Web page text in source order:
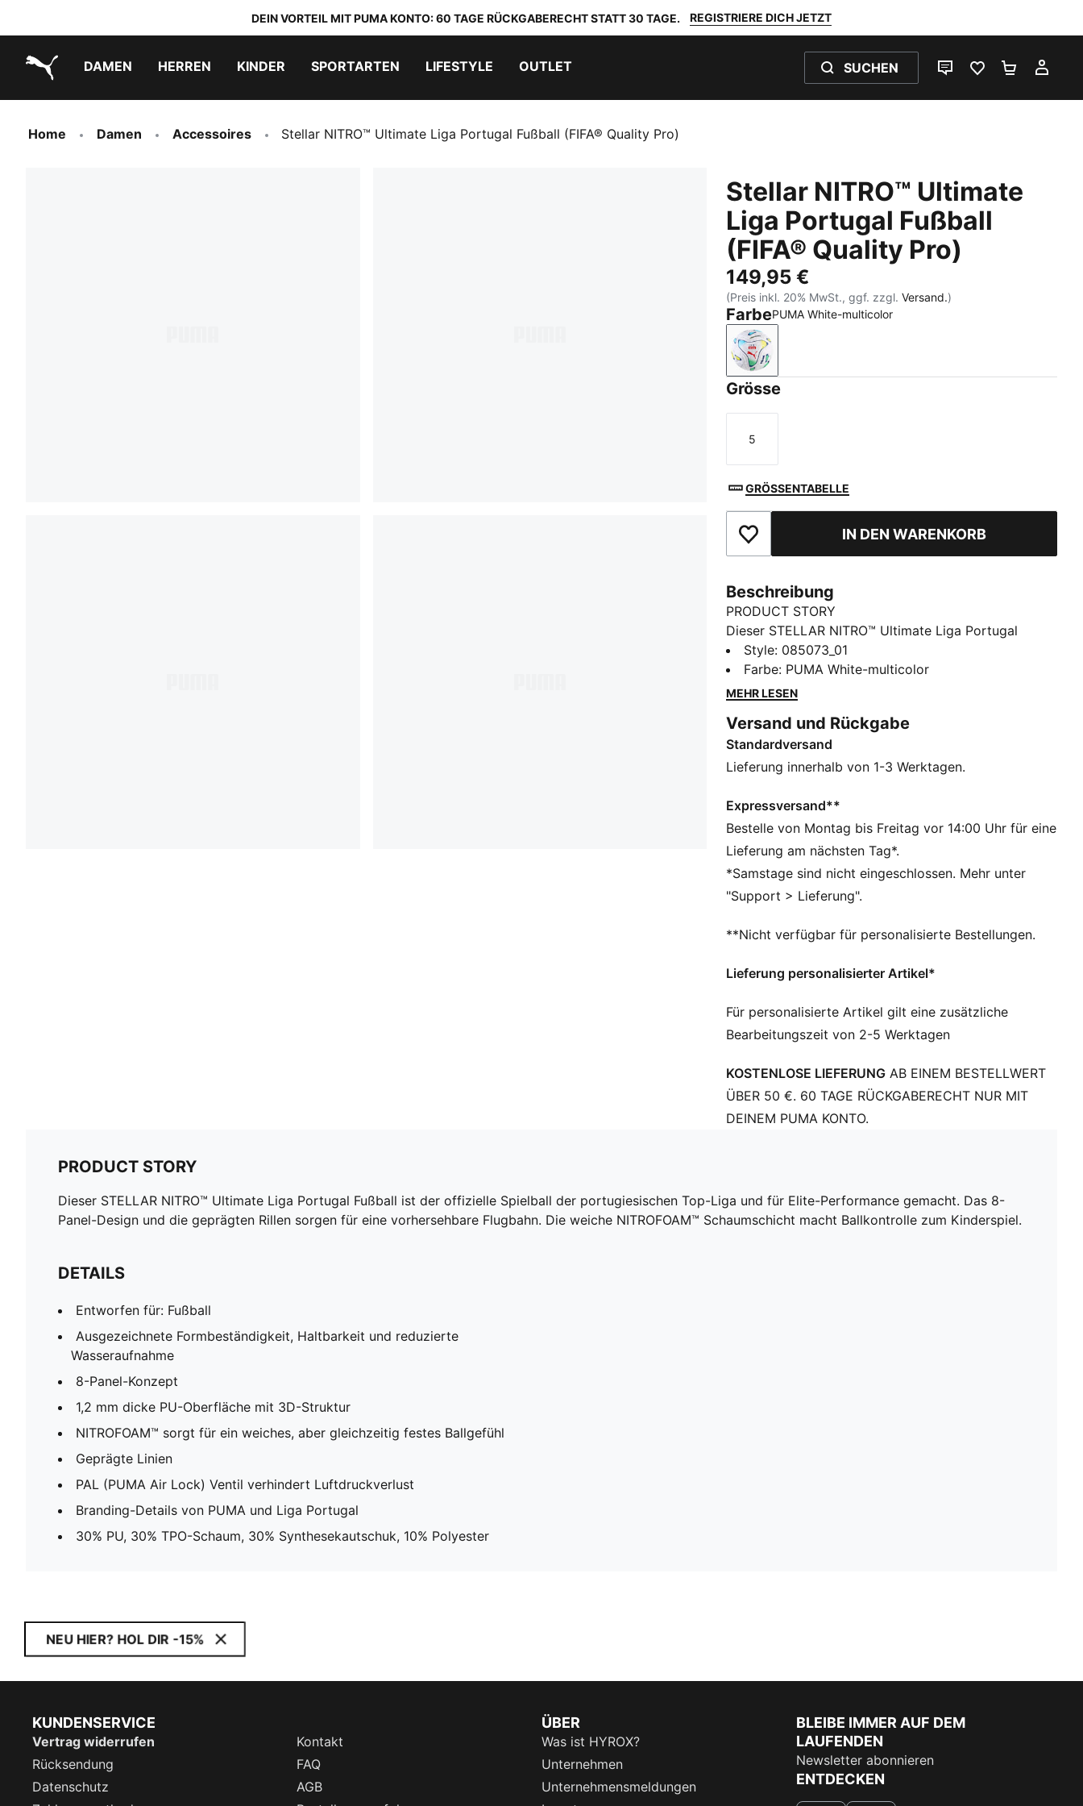
DEIN VORTEIL MIT PUMA KONTO: 60 TAGE RÜCKGABERECHT STATT 30 TAGE. REGISTRIERE DICH JETZT
DAMEN HERREN KINDER SPORTARTEN LIFESTYLE OUTLET SUCHEN
LIVE-CHATFAVORITEN 0
Home Damen Accessoires Stellar NITRO™ Ultimate Liga Portugal Fußball (FIFA® Quality Pro)
Stellar NITRO™ Ultimate
Liga Portugal Fußball
(FIFA® Quality Pro)
149,95 €
(Preis inkl. 20% MwSt., ggf. zzgl.Versand.)
FarbePUMA White-multicolor
PUMA White-multicolor
Grösse
Größe
5
GRÖSSENTABELLE
Zu Favoriten hinzufügenIN DEN WARENKORB
Beschreibung
PRODUCT STORY
Dieser STELLAR NITRO™ Ultimate Liga Portugal
Fußball ist der offizielle Spielball der portugiesischen
Top-Liga und für Elite-Performance gemacht. Das 8-
Panel-Design und die geprägten Rillen sorgen für eine
Schaumschicht macht Ballkontrolle zum Kinderspiel.
DETAILS
Entworfen für: Fußball
reduzierte Wasseraufnahme
8-Panel-Konzept
1,2 mm dicke PU-Oberfläche mit 3D-Struktur
NITROFOAM™ sorgt für ein weiches, aber gleichzeitig
festes Ballgefühl
Geprägte Linien
Luftdruckverlust
30% PU, 30% TPO-Schaum, 30% Synthesekautschuk,
Style: 085073_01
Farbe: PUMA White-multicolor
MEHR LESEN
Versand und Rückgabe
Standardversand
Lieferung innerhalb von 1-3 Werktagen.
Expressversand**
Bestelle von Montag bis Freitag vor 14:00 Uhr für eine
Lieferung am nächsten Tag*.
*Samstage sind nicht eingeschlossen. Mehr unter
"Support > Lieferung".
**Nicht verfügbar für personalisierte Bestellungen.
Lieferung personalisierter Artikel*
Für personalisierte Artikel gilt eine zusätzliche
Bearbeitungszeit von 2-5 Werktagen
KOSTENLOSE LIEFERUNG AB EINEM BESTELLWERT
ÜBER 50 €. 60 TAGE RÜCKGABERECHT NUR MIT
DEINEM PUMA KONTO.
PRODUCT STORY
Dieser STELLAR NITRO™ Ultimate Liga Portugal Fußball ist der offizielle Spielball der portugiesischen Top-Liga und für Elite-Performance gemacht. Das 8-
Panel-Design und die geprägten Rillen sorgen für eine vorhersehbare Flugbahn. Die weiche NITROFOAM™ Schaumschicht macht Ballkontrolle zum Kinderspiel.
DETAILS
Entworfen für: Fußball
Ausgezeichnete Formbeständigkeit, Haltbarkeit und reduzierte
Wasseraufnahme
8-Panel-Konzept
1,2 mm dicke PU-Oberfläche mit 3D-Struktur
NITROFOAM™ sorgt für ein weiches, aber gleichzeitig festes Ballgefühl
Geprägte Linien
PAL (PUMA Air Lock) Ventil verhindert Luftdruckverlust
Branding-Details von PUMA und Liga Portugal
30% PU, 30% TPO-Schaum, 30% Synthesekautschuk, 10% Polyester
NEU HIER? HOL DIR -15%
KUNDENSERVICE
Vertrag widerrufen
Kontakt
Rücksendung
FAQ
Datenschutz
AGB
ÜBER
Was ist HYROX?
Unternehmen
Unternehmensmeldungen
BLEIBE IMMER AUF DEM
LAUFENDEN
Newsletter abonnieren
ENTDECKEN